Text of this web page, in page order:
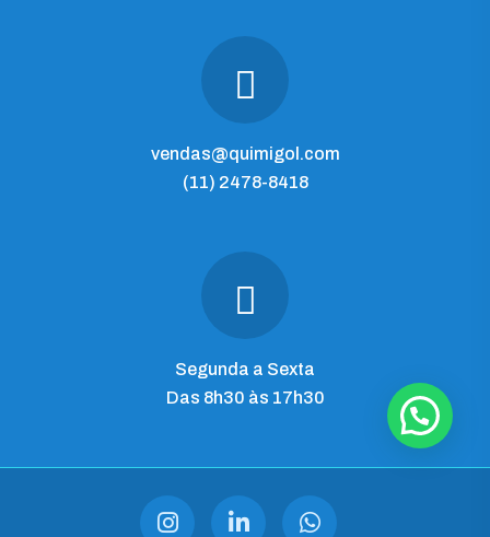
vendas@quimigol.com
(11) 2478-8418
Segunda a Sexta
Das 8h30 às 17h30